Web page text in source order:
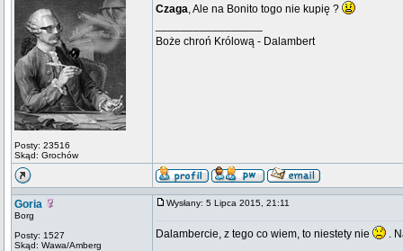
Posty: 23516
Skąd: Grochów
Czaga, Ale na Bonito togo nie kupię ?
Boże chroń Królową - Dalambert
Goria
Borg
Posty: 1527
Skąd: Wawa/Amberg
Wysłany: 5 Lipca 2015, 21:11
Dalambercie, z tego co wiem, to niestety nie .